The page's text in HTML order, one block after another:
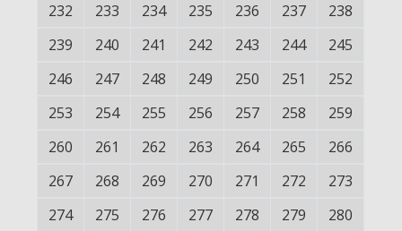
232
233 234 235 236 237
238
239
240 241 242 243 244
245
246
247 248 249 250 251
252
253
254 255 256 257 258
259
260
261 262 263 264 265
266
267
268 269 270 271 272
273
274
275 276 277 278 279
280